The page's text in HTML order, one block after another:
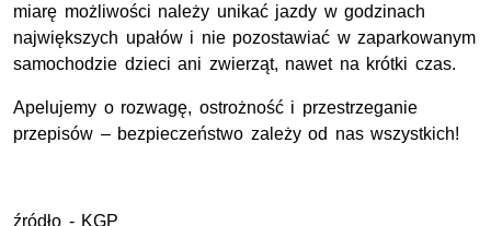
miarę możliwości należy unikać jazdy w godzinach
największych upałów i nie pozostawiać w zaparkowanym
samochodzie dzieci ani zwierząt, nawet na krótki czas.
Apelujemy o rozwagę, ostrożność i przestrzeganie
przepisów – bezpieczeństwo zależy od nas wszystkich!
źródło - KGP